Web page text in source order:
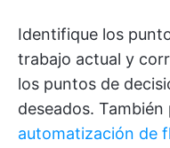
Identifique los
trabajo actual y
los puntos de
deseados.
automatización de